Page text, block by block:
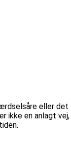
eller det
ikke en anlagt vej,